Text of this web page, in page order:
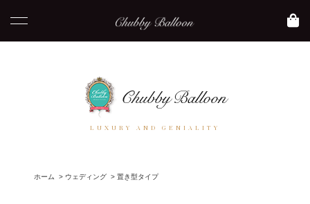
LUXURY AND GENIALITY
ホーム > ウェディング >置き型タイプ